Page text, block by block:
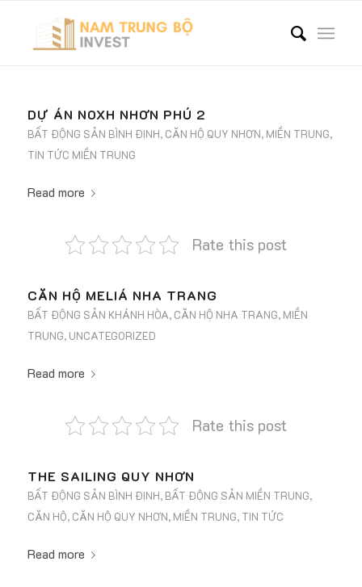
DỰ ÁN NOXH NHƠN PHÚ 2
BẤT ĐỘNG SẢN BÌNH ĐỊNH, CĂN HỘ QUY NHƠN, MIỀN TRUNG,
TIN TỨC MIỀN TRUNG
Read more
Rate this post
CĂN HỘ MELIÁ NHA TRANG
BẤT ĐỘNG SẢN KHÁNH HÒA, CĂN HỘ NHA TRANG, MIỀN
TRUNG, UNCATEGORIZED
Read more
Rate this post
THE SAILING QUY NHƠN
BẤT ĐỘNG SẢN BÌNH ĐỊNH, BẤT ĐỘNG SẢN MIỀN TRUNG,
CĂN HỘ, CĂN HỘ QUY NHƠN, MIỀN TRUNG, TIN TỨC
Read more